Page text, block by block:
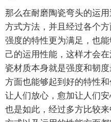
那么在耐磨陶瓷弯头的运
方式方法，并且经过各个
强度的特性更为满足，也
己的运用性能，这样才会
瓷材质本身就是强度和韧
方面也能够起到好的特性
让人们放心，愈加让人们
也是如此，经过多方比较